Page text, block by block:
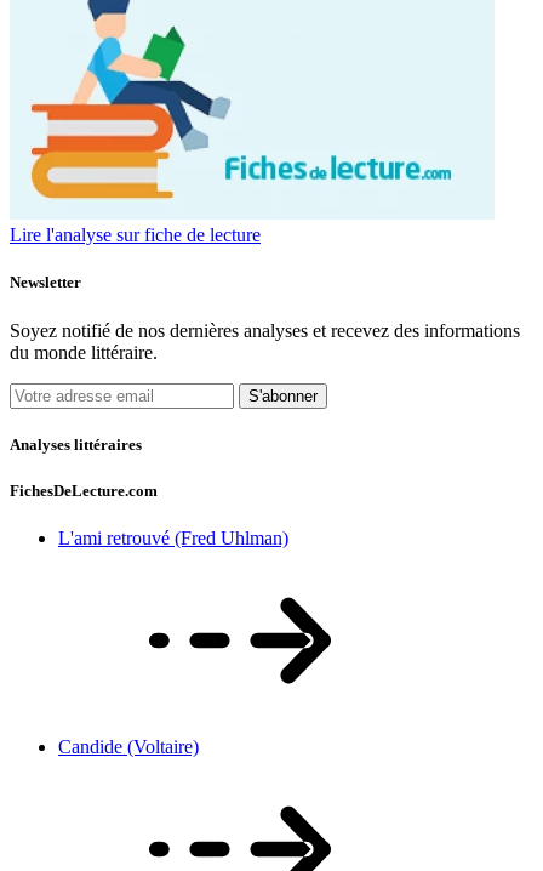
Lire l'analyse sur fiche de lecture
Newsletter
Soyez notifié de nos dernières analyses et recevez des informations
du monde littéraire.
S'abonner
Analyses littéraires
FichesDeLecture.com
L'ami retrouvé (Fred Uhlman)
Candide (Voltaire)